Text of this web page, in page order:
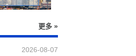
更多 »
2026-08-07